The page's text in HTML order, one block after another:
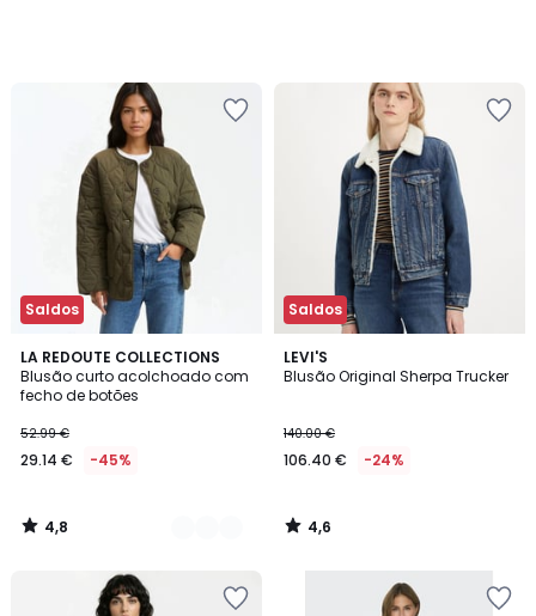
Saldos
LA REDOUTE COLLECTIONS
Blusão curto acolchoado com
fecho de botões
52.99 €
29.14 € -45%
4,8
/ 5
2
Cores
4,8
/
Saldos
LEVI'S
Blusão Original Sherpa Trucker
140.00 €
106.40 € -24%
4,6
/ 5
4,6
/